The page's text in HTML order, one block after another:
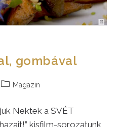
gombával
PostMagazin
Nektek a SVÉT
kisfilm-sorozatunk